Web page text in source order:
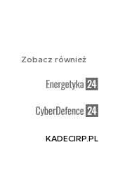
Zobacz również
KADECIRP.PL